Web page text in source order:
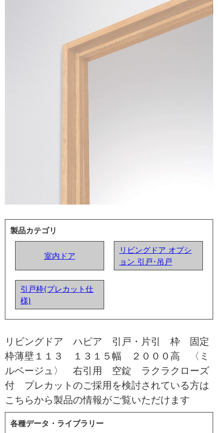
製品カテゴリ
室内ドア
リビングドア オプシ
ョン 引戸･吊戸
引戸枠(プレカット仕
様)
リビングドア ハピア 引戸・片引 枠 固定
枠薄壁１１３ １３１５幅 ２０００高 〈ミ
ルベージュ〉 右引用 空錠 ラクラクローズ
付 プレカットのご採用を検討されている方は
こちらから製品の情報がご覧いただけます
各種データ・ライブラリー